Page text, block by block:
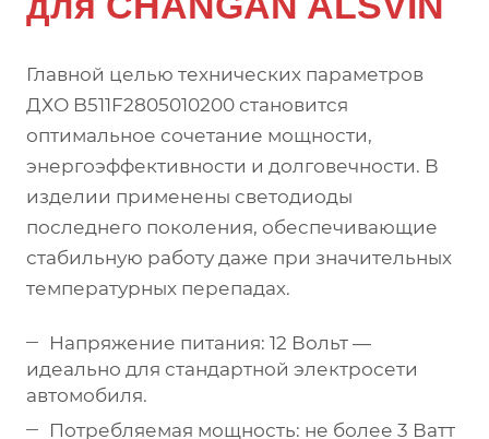
Главной целью технических параметров
ДХО B511F2805010200 становится
оптимальное сочетание мощности,
энергоэффективности и долговечности. В
изделии применены светодиоды
последнего поколения, обеспечивающие
стабильную работу даже при значительных
температурных перепадах.
Напряжение питания: 12 Вольт —
идеально для стандартной электросети
автомобиля.
Потребляемая мощность: не более 3 Ватт